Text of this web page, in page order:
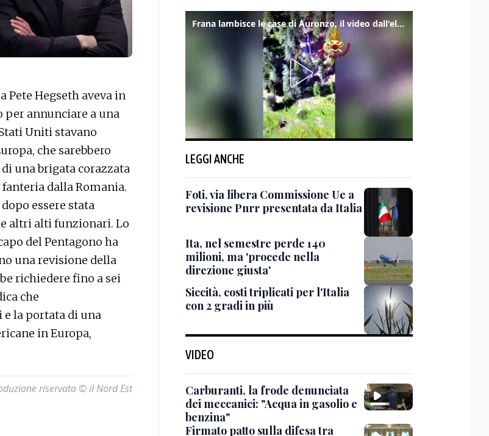
Pete Hegseth aveva in
per annunciare a una
Uniti stavano
che sarebbero
una brigata corazzata
dalla Romania.
essere stata
altri alti funzionari. Lo
del Pentagono ha
una revisione della
richiedere fino a sei
che
la portata di una
in Europa,
riservata © il Nord Est
Frana lambisce le case di Auronzo, il video dall'elicottero dei vigili del fuoco
LEGGI ANCHE
Foti, via libera Commissione Ue a
revisione Pnrr presentata da Italia
Ita, nel semestre perde 140
milioni, ma 'procede nella
direzione giusta'
Siccità, costi triplicati per l'Italia
con 2 gradi in più
VIDEO
Carburanti, la frode denunciata
dei meccanici: "Acqua in gasolio e
benzina"
Firmato patto sulla difesa tra